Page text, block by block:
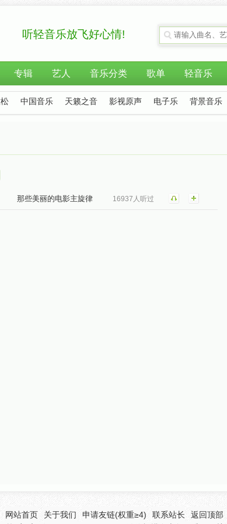
听轻音乐放飞好心情!
专辑 艺人 音乐分类 歌单 轻音乐
中国音乐 天籁之音 影视原声 电子乐 背景音乐
那些美丽的电影主旋律 16937人听过
网站首页 关于我们 申请友链(权重≥4) 联系站长
返回顶部